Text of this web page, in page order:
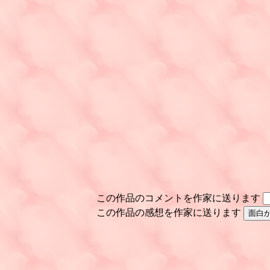
この作品のコメントを作家に送ります
この作品の感想を作家に送ります